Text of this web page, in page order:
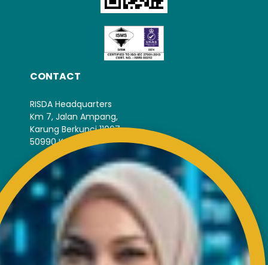
CONTACT
RISDA Headquarters
Km 7, Jalan Ampang,
Karung Berkunci 11067,
50990 Kuala Lumpur.
Tel : +603-4256 4022
Fax : +603- 4257 6726
EXTERNAL LINK